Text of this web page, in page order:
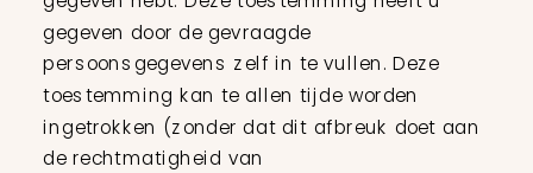
gegeven door de gevraagde
persoonsgegevens zelf in te vullen. Deze
toestemming kan te allen tijde worden
ingetrokken (zonder dat dit afbreuk doet aan
de rechtmatigheid van